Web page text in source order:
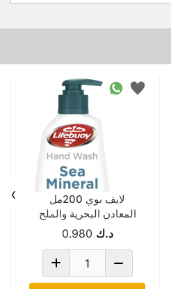
لايف بوي 200مل
المعادن البحرية والملح
د.ك 0.980
›